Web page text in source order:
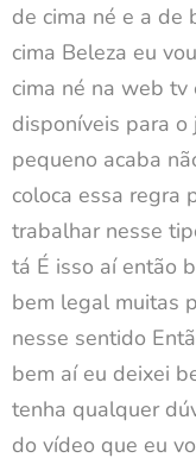
de cima né e a de
cima Beleza eu
cima né na web
disponíveis para o
pequeno acaba
coloca essa regra
trabalhar nesse
tá É isso aí então
bem legal muitas
nesse sentido
bem aí eu deixei
tenha qualquer
do vídeo que eu